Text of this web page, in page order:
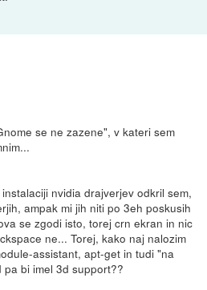
se ne zazene", v kateri sem
nvidia drajverjev odkril sem,
ampak mi jih niti po 3eh poskusih
se zgodi isto, torej crn ekran in nic
ne... Torej, kako naj nalozim
assistant, apt-get in tudi "na
bi imel 3d support??